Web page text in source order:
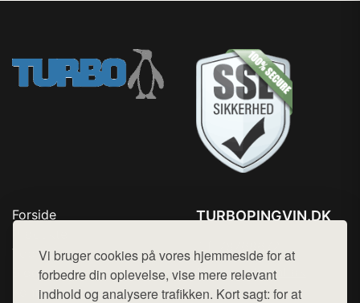
Vi bruger cookies på vores hjemmeside for at
forbedre din oplevelse, vise mere relevant
indhold og analysere trafikken. Kort sagt: for at
Forside
Top Rabatter
Blog
Kontakt
TURBOPINGVIN.DK
Mail: hej@want.dk